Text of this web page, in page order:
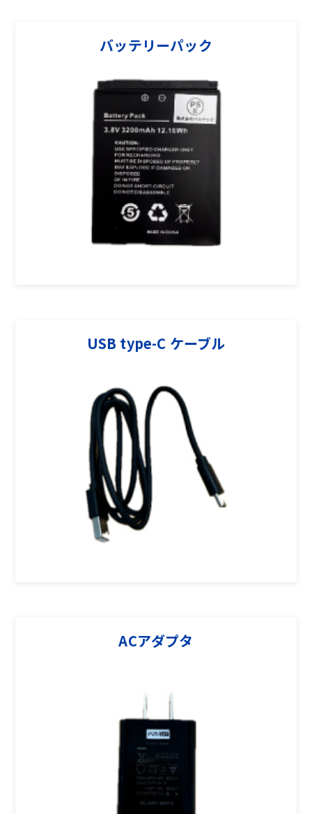
バッテリーパック
USB type-C ケーブル
ACアダプタ